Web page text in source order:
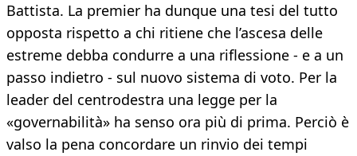
Battista. La premier ha dunque una tesi del tutto
opposta rispetto a chi ritiene che l’ascesa delle
estreme debba condurre a una riflessione - e a un
passo indietro - sul nuovo sistema di voto. Per la
leader del centrodestra una legge per la
«governabilità» ha senso ora più di prima. Perciò è
valso la pena concordare un rinvio dei tempi